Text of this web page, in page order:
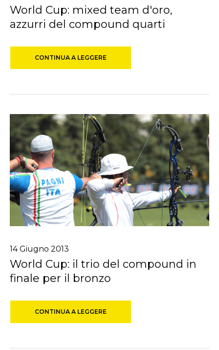
World Cup: mixed team d'oro,
azzurri del compound quarti
CONTINUA A LEGGERE
14 Giugno 2013
World Cup: il trio del compound in
finale per il bronzo
CONTINUA A LEGGERE